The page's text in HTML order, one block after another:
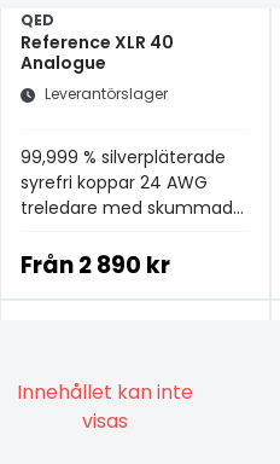
QED
Reference XLR 40
Analogue
Leverantörslager
99,999 % silverpläterade
syrefri koppar 24 AWG
treledare med skummad
Från2 890 kr
Innehållet kan inte
visas